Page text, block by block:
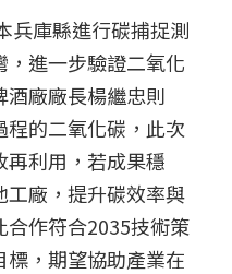
兵庫縣進行碳捕捉測
進一步驗證二氧化
廠廠長楊繼忠則
的二氧化碳，此次
利用，若成果穩
工廠，提升碳效率與
合作符合2035技術策
，期望協助產業在